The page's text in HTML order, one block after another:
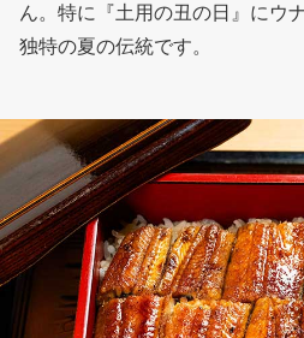
ん。特に『土用の丑の日』にウ
独特の夏の伝統です。